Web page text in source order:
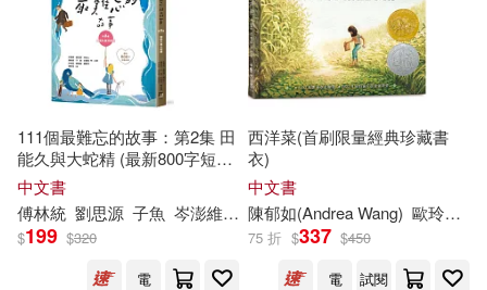
（日）卡娜·烏爾巴諾維奇(1)
（美）陳郁如（著），（美）廉惠
111個最難忘的故事：第2集 田
能久與大蛇精 (最新800字短篇
故事) 四十位臺灣兒童文學作家
跨世代故事採集 聯手鉅獻
中文書
傅林統 劉思源 子魚 岑澎維 廖炳焜 施養慧 曹俊彥 林世仁
$199 $320
電
西洋菜(首刷限量經典珍藏書
衣)
中文書
陳郁如(Andrea Wang) 歐玲瀞
75 折 $337 $450
電
試閱